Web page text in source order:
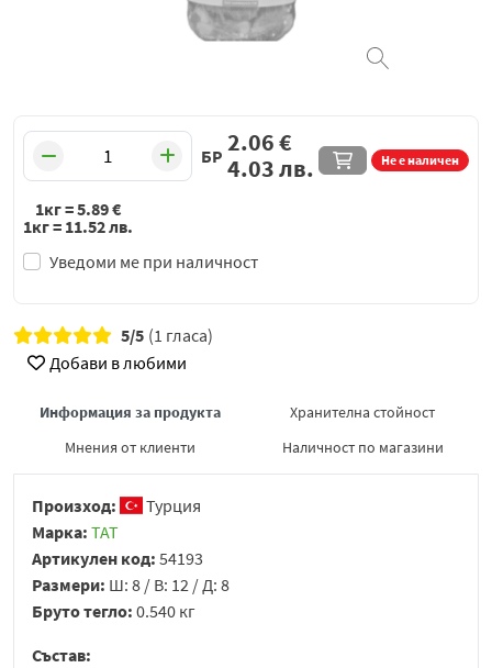
БР Не е наличен
Уведоми ме при наличност
2.06€
4.03лв.
1кг =5.89€
1кг = 11.52лв.
5/5 (1 гласа)
Добави в любими
Информация за продукта
Хранителна стойност
Мнения от клиенти
Наличност по магазини
Произход:
Турция
Марка: TAT
Артикулен код: 54193
Размери: Ш: 8 / В: 12 / Д: 8
Бруто тегло: 0.540 кг
Състав: